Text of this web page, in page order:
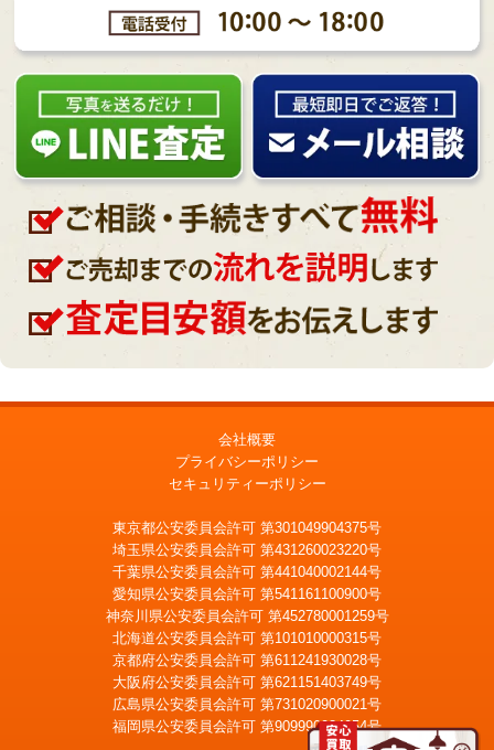
会社概要
プライバシーポリシー
セキュリティーポリシー
東京都公安委員会許可 第301049904375号
埼玉県公安委員会許可 第431260023220号
千葉県公安委員会許可 第441040002144号
愛知県公安委員会許可 第541161100900号
神奈川県公安委員会許可 第452780001259号
北海道公安委員会許可 第101010000315号
京都府公安委員会許可 第611241930028号
大阪府公安委員会許可 第621151403749号
広島県公安委員会許可 第731020900021号
福岡県公安委員会許可 第909990034054号